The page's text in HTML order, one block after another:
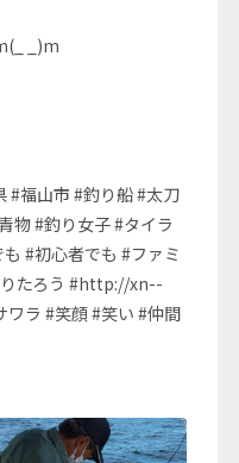
_)m
#福山市 #釣り船 #太刀
物 #釣り女子 #タイラ
#初心者でも #ファミ
りたろう #http://xn--
ラ #笑顔 #笑い #仲間